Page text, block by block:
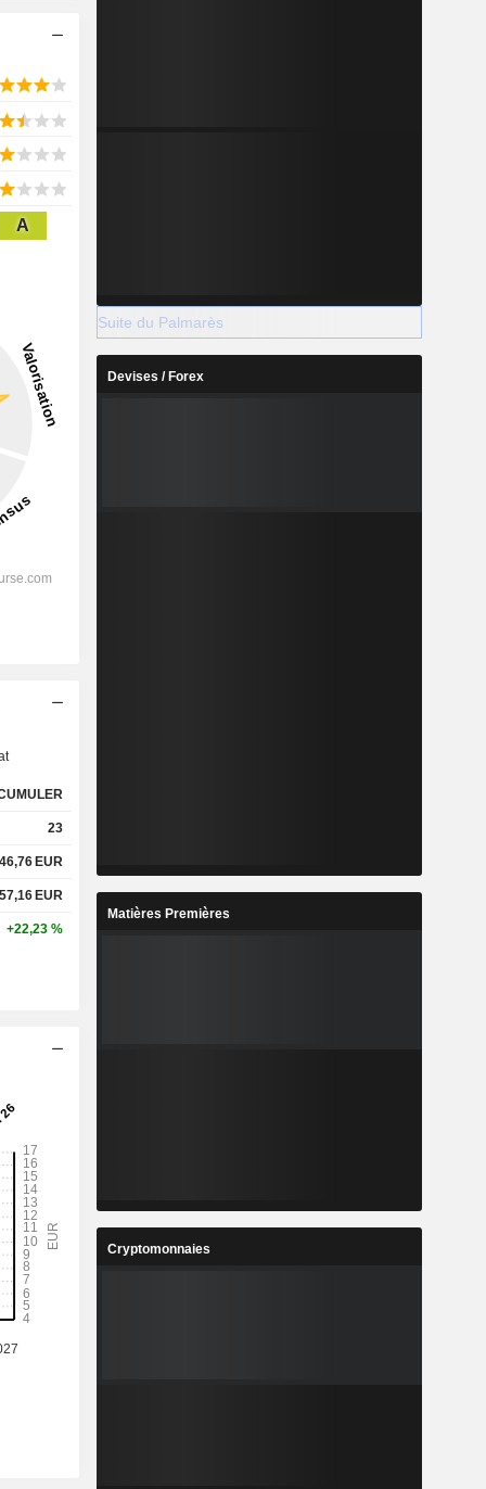
A
23
46,76 EUR
57,16 EUR
+22,23 %
Suite du Palmarès
Devises / Forex
Matières Premières
Cryptomonnaies